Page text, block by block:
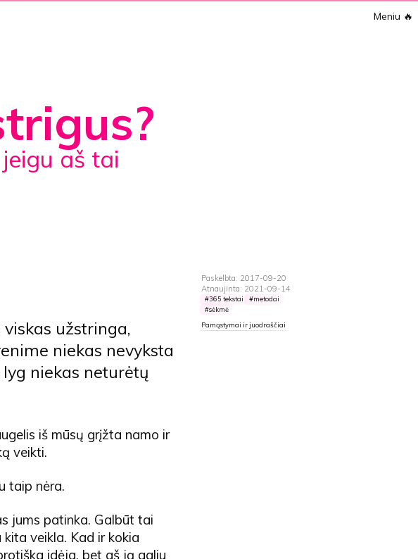
Meniu 🔥
Paskelbta: 2017-09-20
Atnaujinta: 2021-09-14
365 tekstai
metodai
sėkmė
Pamąstymai ir juodraščiai
užstringa,
niekas nevyksta
niekas neturėtų
iš mūsų grįžta namo ir
veikti.
taip nėra.
jums patinka. Galbūt tai
veikla. Kad ir kokia
idėja, bet aš ją galiu